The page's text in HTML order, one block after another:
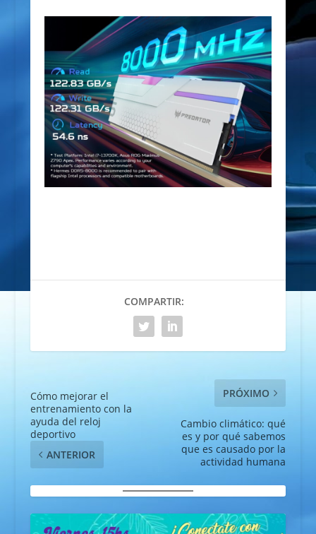
COMPARTIR:
Cómo mejorar el
entrenamiento con la
ayuda del reloj
deportivo
ANTERIOR
PRÓXIMO
Cambio climático: qué
es y por qué sabemos
que es causado por la
actividad humana